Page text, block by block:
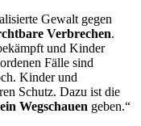
Gewalt gegen
Verbrechen.
und Kinder
Fälle sind
Kinder und
Schutz. Dazu ist die
Wegschauen geben.“